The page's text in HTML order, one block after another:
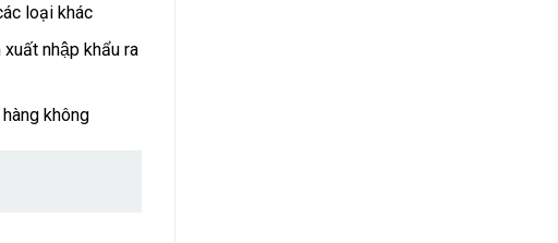
loại khác
nhập khẩu ra
không